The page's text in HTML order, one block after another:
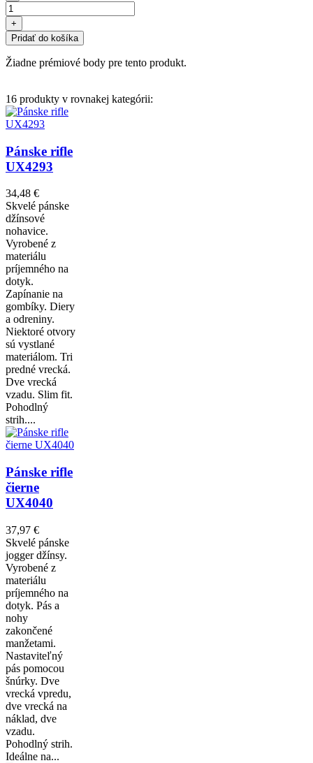
+
Pridať do košíka
Žiadne prémiové body pre tento produkt.
16 produkty v rovnakej kategórii:
Pánske rifle
UX4293
34,48 €
Skvelé pánske
džínsové
nohavice.
Vyrobené z
materiálu
príjemného na
dotyk.
Zapínanie na
gombíky. Diery
a odreniny.
Niektoré otvory
sú vystlané
materiálom. Tri
predné vrecká.
Dve vrecká
vzadu. Slim fit.
Pohodlný
strih....
Pánske rifle
čierne
UX4040
37,97 €
Skvelé pánske
jogger džínsy.
Vyrobené z
materiálu
príjemného na
dotyk. Pás a
nohy
zakončené
manžetami.
Nastaviteľný
pás pomocou
šnúrky. Dve
vrecká vpredu,
dve vrecká na
náklad, dve
vzadu.
Pohodlný strih.
Ideálne na...